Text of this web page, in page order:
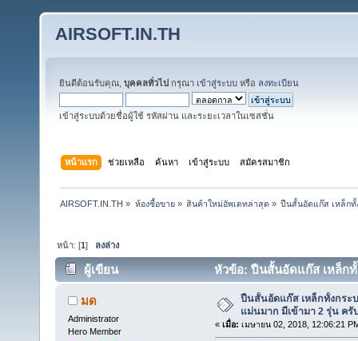
AIRSOFT.IN.TH
ยินดีต้อนรับคุณ, บุคคลทั่วไป กรุณา เข้าสู่ระบบ หรือ ลงทะเบียน
เข้าสู่ระบบด้วยชื่อผู้ใช้ รหัสผ่าน และระยะเวลาในเซสชั่น
หน้าแรก ช่วยเหลือ ค้นหา เข้าสู่ระบบ สมัครสมาชิก
AIRSOFT.IN.TH » ห้องซื้อขาย» สินค้าใหม่อัพเดทล่าสุด » ปืนสั้นอัดแก๊ส เหล็กทั้
หน้า: [1] ลงล่าง
ผู้เขียน
หัวข้อ: ปืนสั้นอัดแก๊ส เหล็ก
38627 ครั้ง)
มด
Administrator
Hero Member
ปืนสั้นอัดแก๊ส เหล็กทั้งกระ
แม่นมาก มีเข้ามา 2 รุ่น ครั
« เมื่อ: เมษายน 02, 2018, 12:06:21